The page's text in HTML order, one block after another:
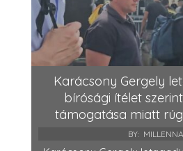
Karácsony Gergely
bírósági ítélet
támogatása miatt
BY: MILLENNA